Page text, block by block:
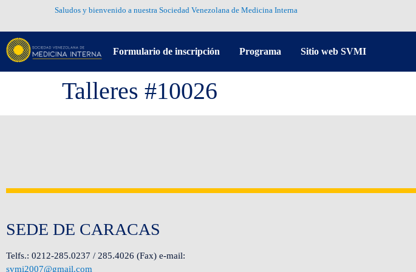
Saludos y bienvenido a nuestra Sociedad Venezolana de Medicina Interna
Formulario de inscripción Programa Sitio web SVMI
Talleres #10026
SEDE DE CARACAS
Telfs.: 0212-285.0237 / 285.4026 (Fax) e-mail:
svmi2007@gmail.com